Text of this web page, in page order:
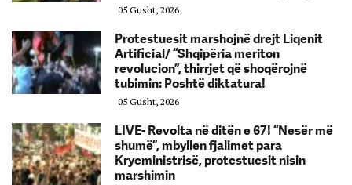
05 Gusht, 2026
Protestuesit marshojnë drejt Liqenit
Artificial/ “Shqipëria meriton
revolucion”, thirrjet që shoqërojnë
tubimin: Poshtë diktatura!
05 Gusht, 2026
LIVE- Revolta në ditën e 67! “Nesër më
shumë”, mbyllen fjalimet para
Kryeministrisë, protestuesit nisin
marshimin